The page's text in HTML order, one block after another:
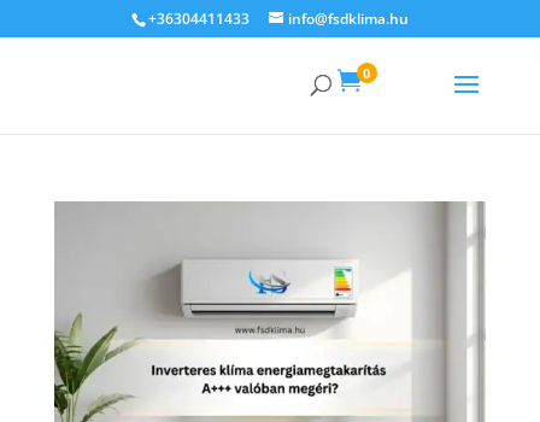
+36304411433 info@fsdklima.hu
0